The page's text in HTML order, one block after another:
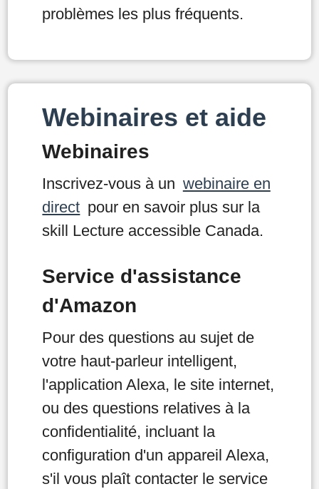
problèmes les plus fréquents.
Webinaires et aide
Webinaires
Inscrivez-vous à un webinaire en
direct pour en savoir plus sur la
skill Lecture accessible Canada.
Service d'assistance
d'Amazon
Pour des questions au sujet de
votre haut-parleur intelligent,
l'application Alexa, le site internet,
ou des questions relatives à la
confidentialité, incluant la
configuration d'un appareil Alexa,
s'il vous plaît contacter le service